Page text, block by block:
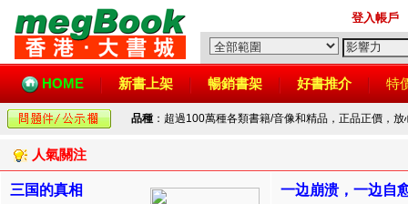
登入帳戶
HOME 新書上架 暢銷書架 好書推介 特
品種 ：超過100萬種各類書籍/音像和精品，正品正價，
人氣關注
三国的真相 一边崩溃，一边自